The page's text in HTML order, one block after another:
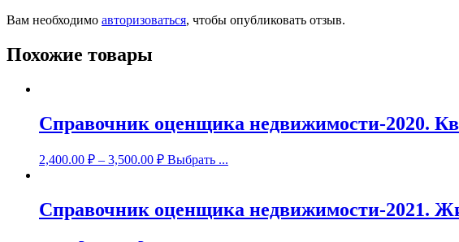
Вам необходимо авторизоваться, чтобы опубликовать отзыв.
Похожие товары
Справочник оценщика недвижимости-2020.
2,400.00 ₽ – 3,500.00 ₽ Выбрать ...
Справочник оценщика недвижимости-2021.